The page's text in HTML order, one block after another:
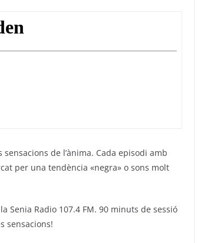
de l’ànima. Cada episodi amb
per una tendència «negra» o sons molt
Senia Radio 107.4 FM. 90 minuts de sessió
sensacions!